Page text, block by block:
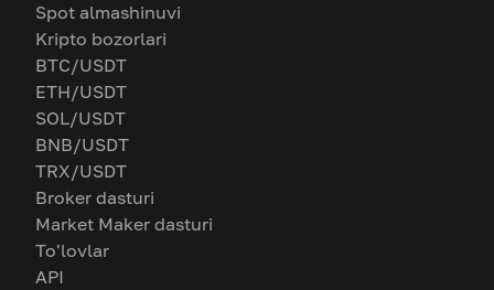
Spot almashinuvi
Kripto bozorlari
BTC/USDT
ETH/USDT
SOL/USDT
BNB/USDT
TRX/USDT
Broker dasturi
Market Maker dasturi
To'lovlar
API